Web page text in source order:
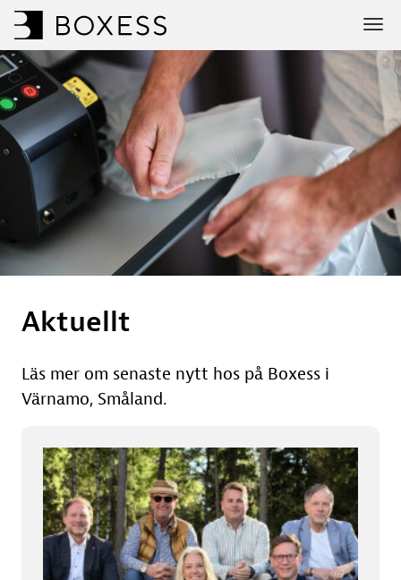
Aktuellt
Läs mer om senaste nytt hos på Boxess i
Värnamo, Småland.